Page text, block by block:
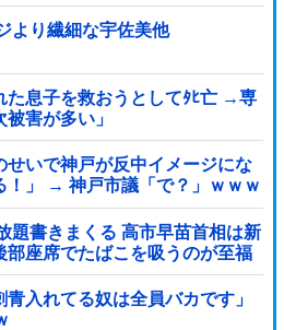
より繊細な宇佐美他
た息子を救おうとしてﾀﾋ亡 →専
害が多い」
せいで神戸が反中イメージにな
！」 → 神戸市議「で？」ｗｗｗ
ｗ
題書きまくる 高市早苗首相は新
部座席でたばこを吸うのが至福
乗車時間」
入れてる奴は全員バカです」